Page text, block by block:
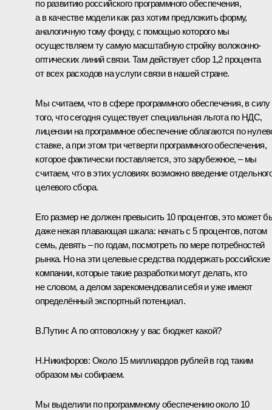
по развитию российского программного обеспечения,
а в качестве модели как раз хотим предложить форму,
аналогичную тому фонду, с помощью которого мы
осуществляем ту самую масштабную стройку волоконно-
оптических линий связи. Там действует сбор 1,2 процента
от всех расходов на услуги связи в нашей стране.
Мы считаем, что в сфере программного обеспечения, в силу
того, что сегодня существует специальная льгота по НДС,
лицензии на программное обеспечение облагаются по
ставке, а при этом три четверти программного обеспечения,
которое фактически поставляется, это зарубежное, – мы
считаем, что в этих условиях возможно введение
целевого сбора.
Его размер не должен превысить 10 процентов, это может
даже некая плавающая шкала: начать с 5 процентов, потом
семь, девять – по годам, посмотреть по мере потребностей
рынка. Но на эти целевые средства поддержать российские
компании, которые такие разработки могут делать, кто
не словом, а делом зарекомендовали себя и уже имеют
определённый экспортный потенциал.
В.Путин: А по оптоволокну у вас бюджет какой?
Н.Никифоров: Около 15 миллиардов рублей в год таким
образом мы собираем.
Мы выделили по программному обеспечению около 10